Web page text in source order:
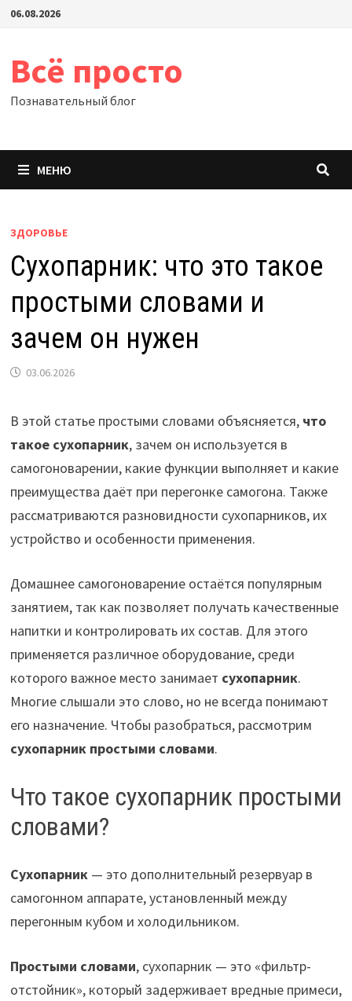
Перейти
06.08.2026
Всё просто
Познавательный блог
МЕНЮ
ЗДОРОВЬЕ
Сухопарник: что это такое
простыми словами и
зачем он нужен
03.06.2026
В этой статье простыми словами объясняется, что
такое сухопарник, зачем он используется в
самогоноварении, какие функции выполняет и какие
преимущества даёт при перегонке самогона. Также
рассматриваются разновидности сухопарников, их
устройство и особенности применения.
Домашнее самогоноварение остаётся популярным
занятием, так как позволяет получать качественные
напитки и контролировать их состав. Для этого
применяется различное оборудование, среди
которого важное место занимает сухопарник.
Многие слышали это слово, но не всегда понимают
его назначение. Чтобы разобраться, рассмотрим
сухопарник простыми словами.
Что такое сухопарник простыми
словами?
Сухопарник — это дополнительный резервуар в
самогонном аппарате, установленный между
перегонным кубом и холодильником.
Простыми словами, сухопарник — это «фильтр-
отстойник», который задерживает вредные примеси,